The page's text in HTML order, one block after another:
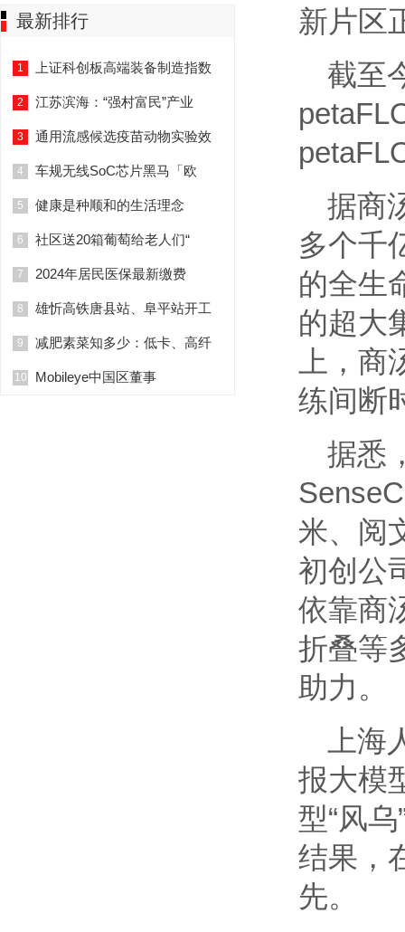
最新排行
1 上证科创板高端装备制造指数
2 江苏滨海：“强村富民”产业
3 通用流感候选疫苗动物实验效
4 车规无线SoC芯片黑马「欧
5 健康是种顺和的生活理念
6 社区送20箱葡萄给老人们“
7 2024年居民医保最新缴费
8 雄忻高铁唐县站、阜平站开工
9 减肥素菜知多少：低卡、高纤
10 Mobileye中国区董事
新片区
截至
据商
多个千
的全生
的超大
上，
练间断
据悉
米、阅
初创公
依靠商
折叠等
助力。
上
报大模
型“风
结果，
先。